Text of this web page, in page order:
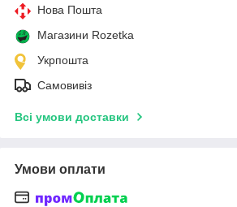
Нова Пошта
Магазини Rozetka
Укрпошта
Самовивіз
Всі умови доставки
Умови оплати